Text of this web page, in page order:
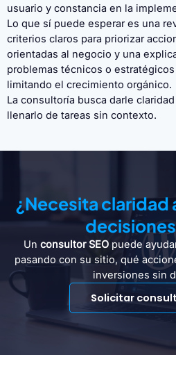
usuario y constancia en la
Lo que sí puede esperar es una
criterios claros para priorizar
orientadas al negocio y una
problemas técnicos o
limitando el crecimiento orgánico.
La consultoría busca darle
llenarlo de tareas sin contexto.
¿Necesita claridad
Un consultor SEOpuede
pasando con su sitio, qué
inversiones sin
Solicitar